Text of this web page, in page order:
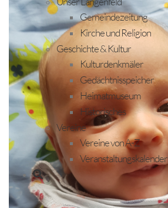
Gemeindezeitung
Kirche und Religion
Geschichte & Kultur
Kulturdenkmäler
Gedächtnisspeicher
Heimatmuseum
Historisches
Vereine
Vereine von A-Z
Veranstaltungskalender